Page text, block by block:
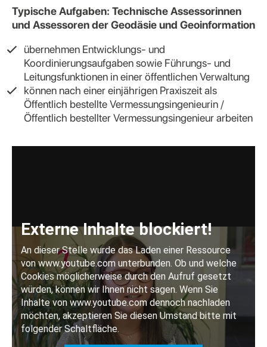
Typische Aufgaben: Technische Assessorinnen
und Assessoren der Geodäsie und Geoinformation
übernehmen Entwicklungs- und
Koordinierungsaufgaben sowie Führungs- und
Leitungsfunktionen in einer öffentlichen Verwaltung
können nach einer einjährigen Praxiszeit als
Öffentlich bestellte Vermessungsingenieurin /
Öffentlich bestellter Vermessungsingenieur arbeiten